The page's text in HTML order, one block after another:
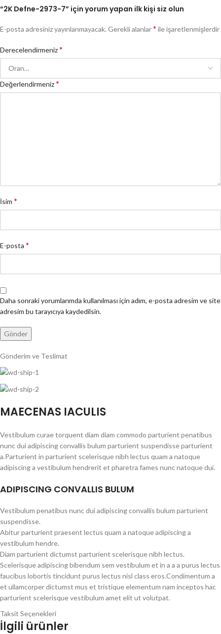
“2K Defne-2973-7” için yorum yapan ilk kişi siz olun
E-posta adresiniz yayınlanmayacak. Gerekli alanlar* ile işaretlenmişlerdir
Derecelendirmeniz*
Değerlendirmeniz*
İsim *
E-posta *
Daha sonraki yorumlarımda kullanılması için adım, e-posta adresim ve site
adresim bu tarayıcıya kaydedilsin.
Gönderim ve Teslimat
MAECENAS IACULIS
Vestibulum curae torquent diam diam commodo parturient penatibus
nunc dui adipiscing convallis bulum parturient suspendisse parturient
a.Parturient in parturient scelerisque nibh lectus quam a natoque
adipiscing a vestibulum hendrerit et pharetra fames nunc natoque dui.
ADIPISCING CONVALLIS BULUM
Vestibulum penatibus nunc dui adipiscing convallis bulum parturient
suspendisse.
Abitur parturient praesent lectus quam a natoque adipiscing a
vestibulum hendre.
Diam parturient dictumst parturient scelerisque nibh lectus.
Scelerisque adipiscing bibendum sem vestibulum et in a a a purus lectus
faucibus lobortis tincidunt purus lectus nisl class eros.Condimentum a
et ullamcorper dictumst mus et tristique elementum nam inceptos hac
parturient scelerisque vestibulum amet elit ut volutpat.
Taksit Seçenekleri
İlgili ürünler